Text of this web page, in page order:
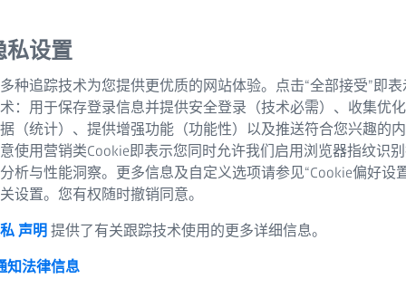
私设置
种追踪技术为您提供更优质的网站体验。点击“全部接受”即
：用于保存登录信息并提供安全登录（技术必需）、收集优
（统计）、提供增强功能（功能性）以及推送符合您兴趣的
使用营销类Cookie即表示您同时允许我们启用浏览器指纹识
析与性能洞察。更多信息及自定义选项请参见“Cookie偏好设
设置。您有权随时撤销同意。
声明 提供了有关跟踪技术使用的更多详细信息。
知法律信息